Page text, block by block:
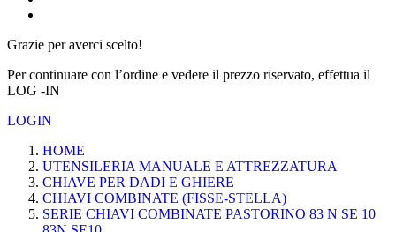
Grazie per averci scelto!
Per continuare con l’ordine e vedere il prezzo riservato, effettua il
LOG -IN
LOGIN
HOME
UTENSILERIA MANUALE E ATTREZZATURA
CHIAVE PER DADI E GHIERE
CHIAVI COMBINATE (FISSE-STELLA)
SERIE CHIAVI COMBINATE PASTORINO 83 N SE 10